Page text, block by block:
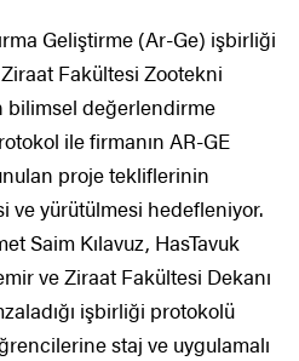
Geliştirme (Ar-Ge) işbirliği
Fakültesi Zootekni
bilimsel değerlendirme
ile firmanın AR-GE
proje tekliflerinin
ve yürütülmesi hedefleniyor.
Saim Kılavuz, HasTavuk
ve Ziraat Fakültesi Dekanı
işbirliği protokolü
staj ve uygulamalı